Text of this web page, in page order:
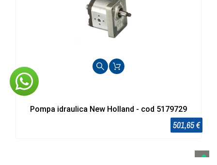
CNH
Pompa idraulica New Holland - cod 5179729
501,65 €